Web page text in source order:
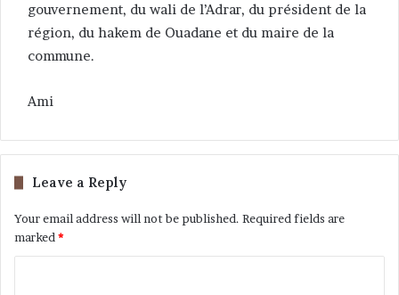
gouvernement, du wali de l’Adrar, du président de la
région, du hakem de Ouadane et du maire de la
commune.
Ami
Leave a Reply
Your email address will not be published. Required fields are
marked *